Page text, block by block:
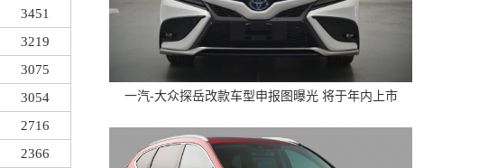
3451
3219
3075
3054
2716
2366
一汽-大众探岳改款车型申报图曝光 将于年内上市